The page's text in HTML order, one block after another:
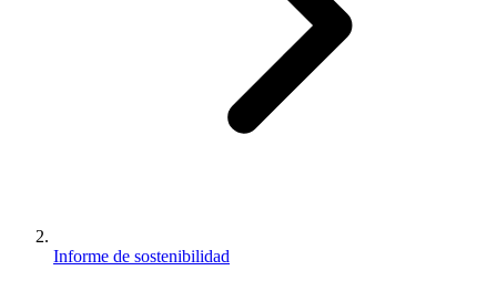
Informe de sostenibilidad